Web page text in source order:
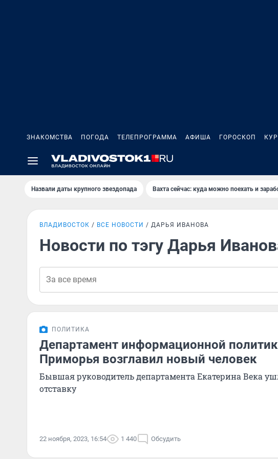
ЗНАКОМСТВА ПОГОДА ТЕЛЕПРОГРАММА АФИША ГОРОСКОП
Назвали даты крупного звездопада Вахта сейчас: куда можно поехать и
ВЛАДИВОСТОК ВСЕ НОВОСТИ ДАРЬЯ ИВАНОВА
Новости по тэгу Дарья
ПОЛИТИКА
Департамент информационной
Приморья возглавил новый человек
Бывшая руководитель департамента Екатерина Века
отставку
22 ноября, 2023, 16:54 1 440 Обсудить